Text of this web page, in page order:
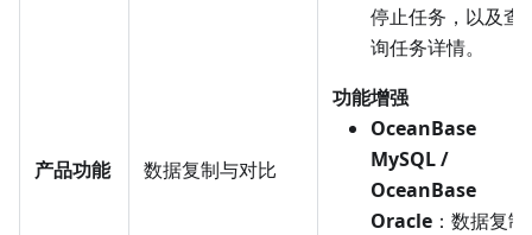
产品功能 数据复制与对比
停止任务，以及查
询任务详情。
功能增强
OceanBase
MySQL /
OceanBase
Oracle ：数据复制